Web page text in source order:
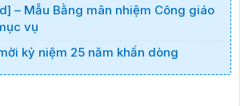
– Mẫu Bằng mãn nhiệm Công giáo
vụ
kỷ niệm 25 năm khấn dòng